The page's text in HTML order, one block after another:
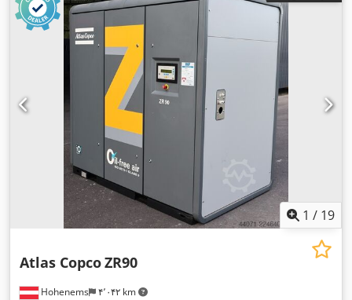
1 / 19
Hohenems ۴٬۰۴۲ km
Atlas CopcoZR90